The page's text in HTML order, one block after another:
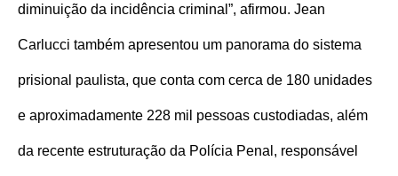
diminuição da incidência criminal”, afirmou. Jean
Carlucci também apresentou um panorama do sistema
prisional paulista, que conta com cerca de 180 unidades
e aproximadamente 228 mil pessoas custodiadas, além
da recente estruturação da Polícia Penal, responsável